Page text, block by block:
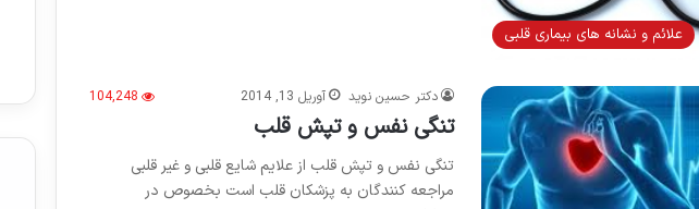
علائم و نشانه های بیماری قلبی
دکتر حسین نوید آوریل 13, 2014 104,248
تنگی نفس و تپش قلب
تنگی نفس و تپش قلب از علایم شایع قلبی و غیر قلبی
مراجعه کنندگان به پزشکان قلب است بخصوص در